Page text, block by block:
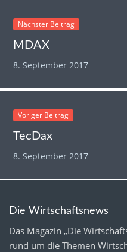
Nächster Beitrag
MDAX
8. September 2017
Voriger Beitrag
TecDax
8. September 2017
Die Wirtschaftsnews
Das Magazin „Die
rund um die Themen